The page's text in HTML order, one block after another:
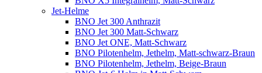
Jet-Helme
BNO Jet 300 Anthrazit
BNO Jet 300 Matt-Schwarz
BNO Jet ONE, Matt-Schwarz
BNO Pilotenhelm, Jethelm, Matt-schwarz-Braun
BNO Pilotenhelm, Jethelm, Beige-Braun